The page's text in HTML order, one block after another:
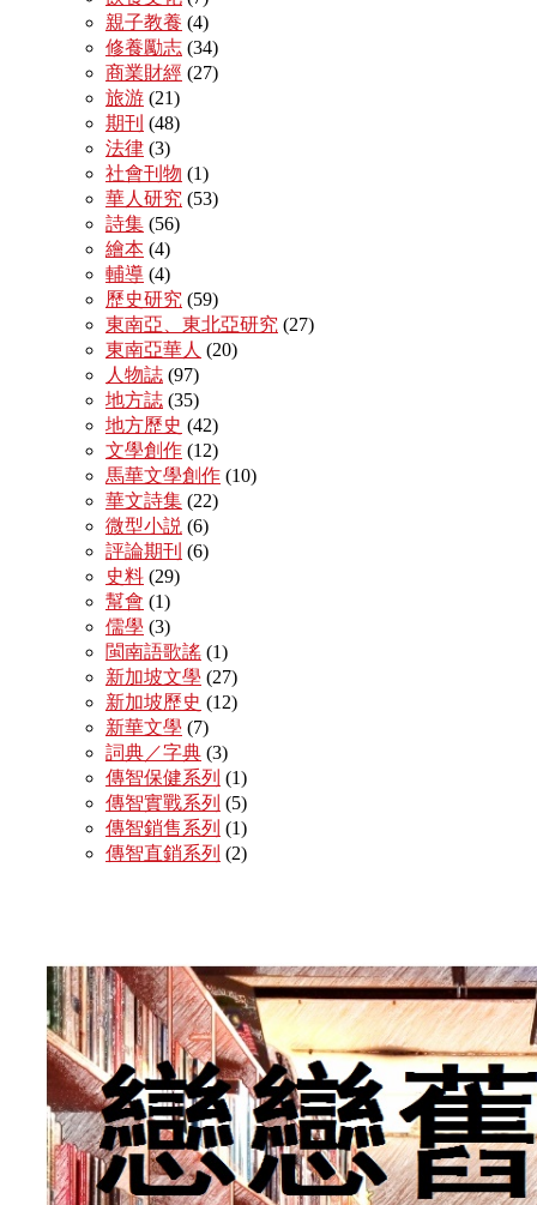
親子教養 (4)
修養勵志 (34)
商業財經 (27)
旅游 (21)
期刊 (48)
法律 (3)
社會刊物 (1)
華人研究 (53)
詩集 (56)
繪本 (4)
輔導 (4)
歷史研究 (59)
東南亞、東北亞研究 (27)
東南亞華人 (20)
人物誌 (97)
地方誌 (35)
地方歷史 (42)
文學創作 (12)
馬華文學創作 (10)
華文詩集 (22)
微型小説 (6)
評論期刊 (6)
史料 (29)
幫會 (1)
儒學 (3)
閩南語歌謠 (1)
新加坡文學 (27)
新加坡歷史 (12)
新華文學 (7)
詞典／字典 (3)
傳智保健系列 (1)
傳智實戰系列 (5)
傳智銷售系列 (1)
傳智直銷系列 (2)